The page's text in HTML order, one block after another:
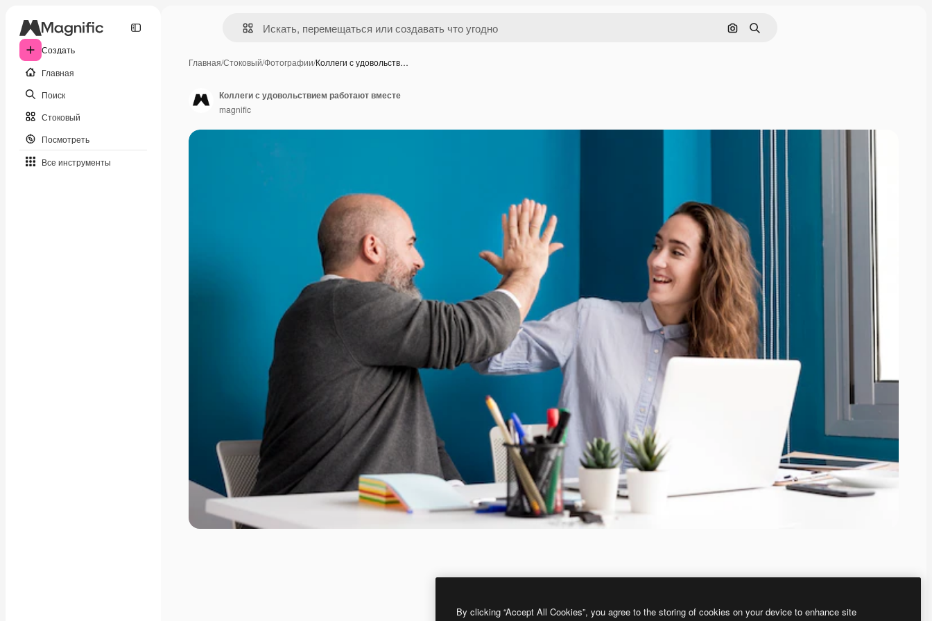
Создать
Главная
Поиск
Стоковый
Посмотреть
Все инструменты
Поиск по изображению
Поиск
Главная/Стоковый/Фотографии/Коллеги с удовольств…
Коллеги с удовольствием работают вместе
magnific
By clicking “Accept All Cookies”, you agree to the storing of cookies on your device to enhance site